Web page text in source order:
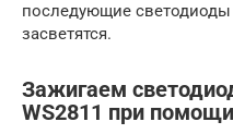
последующие
засветятся.
Зажигаем
WS2811 при